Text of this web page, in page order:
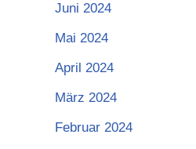
Juni 2024
Mai 2024
April 2024
März 2024
Februar 2024